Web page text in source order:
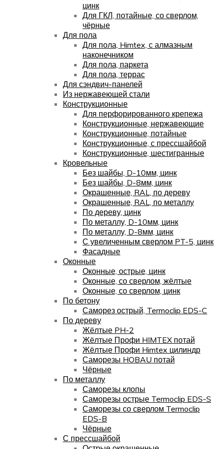
цинк
Для ГКЛ, потайные, со сверлом,
чёрные
Для пола
Для пола, Himtex, с алмазным
наконечником
Для пола, паркета
Для пола, террас
Для сэндвич-панелей
Из нержавеющей стали
Конструкционные
Для перфорированного крепежа
Конструкционные, нержавеющие
Конструкционные, потайные
Конструкционные, с прессшайбой
Конструкционные, шестигранные
Кровельные
Без шайбы, D-10мм, цинк
Без шайбы, D-8мм, цинк
Окрашенные, RAL, по дереву
Окрашенные, RAL, по металлу
По дереву, цинк
По металлу, D-10мм, цинк
По металлу, D-8мм, цинк
С увеличенным сверлом PT-5, цинк
Фасадные
Оконные
Оконные, острые, цинк
Оконные, со сверлом, жёлтые
Оконные, со сверлом, цинк
По бетону
Саморез острый, Termoclip EDS-C
По дереву
Жёлтые PH-2
Жёлтые Профи HIMTEX потай
Жёлтые Профи Himtex цилиндр
Саморезы HOBAU потай
Чёрные
По металлу
Саморезы клопы
Саморезы острые Termoclip EDS-S
Саморезы со сверлом Termoclip
EDS-B
Чёрные
С прессшайбой